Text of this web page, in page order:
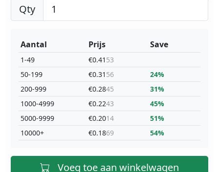
Qty
Aantal
1-49
50-199
200-999
1000-4999
5000-9999
10000+
Prijs
€0.41 53
€0.31 56
€0.2845
€0.2243
€0.2014
€0.1869
Save
24%
31%
45%
51%
54%
Voeg toe aan winkelwagen